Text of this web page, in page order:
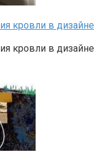
кровли в дизайне
кровли в дизайне